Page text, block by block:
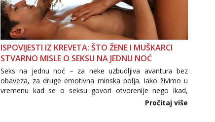
ISPOVIJESTI IZ KREVETA: ŠTO ŽENE I MUŠKARCI
STVARNO MISLE O SEKSU NA JEDNU NOĆ
Seks na jednu noć – za neke uzbudljiva avantura bez
obaveza, za druge emotivna minska polja. Iako živimo u
vremenu kad se o seksu govori otvorenije nego ikad,
tema „jedne noći strasti“ i dalje izaziva burne rasprave. Što
Pročitaj više